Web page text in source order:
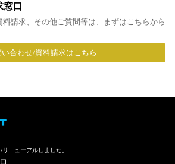
口
請求、その他ご質問等は、まずはこちらから
い合わせ/資料請求はこちら
ニューアルしました。